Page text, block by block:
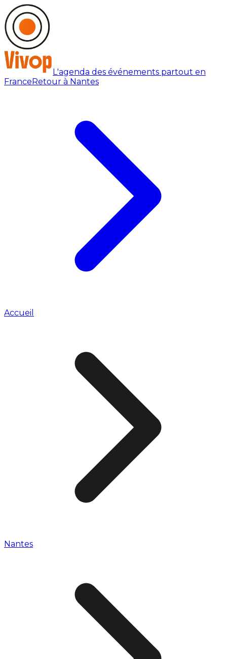
L'agenda des événements partout en
FranceRetour à Nantes
Accueil
Nantes